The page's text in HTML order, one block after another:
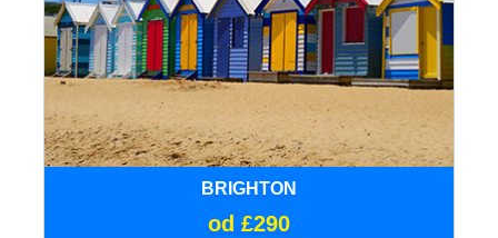
BRIGHTON
od £290